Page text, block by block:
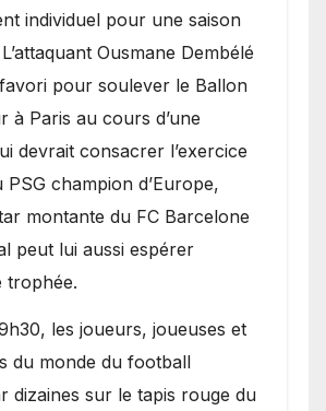
individuel pour une saison
Ousmane Dembélé
pour soulever le Ballon
à Paris au cours d’une
devrait consacrer l’exercice
PSG champion d’Europe,
montante du FC Barcelone
peut lui aussi espérer
trophée.
les joueurs, joueuses et
du monde du football
dizaines sur le tapis rouge du